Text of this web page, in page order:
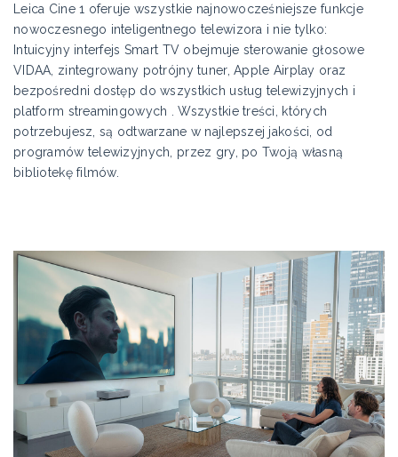
Leica Cine 1 oferuje wszystkie najnowocześniejsze funkcje
nowoczesnego inteligentnego telewizora i nie tylko:
Intuicyjny interfejs Smart TV obejmuje sterowanie głosowe
VIDAA, zintegrowany potrójny tuner, Apple Airplay oraz
bezpośredni dostęp do wszystkich usług telewizyjnych i
platform streamingowych . Wszystkie treści, których
potrzebujesz, są odtwarzane w najlepszej jakości, od
programów telewizyjnych, przez gry, po Twoją własną
bibliotekę filmów.